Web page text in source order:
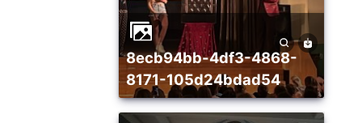
8ecb94bb-4df3-4868-
8171-105d24bdad54